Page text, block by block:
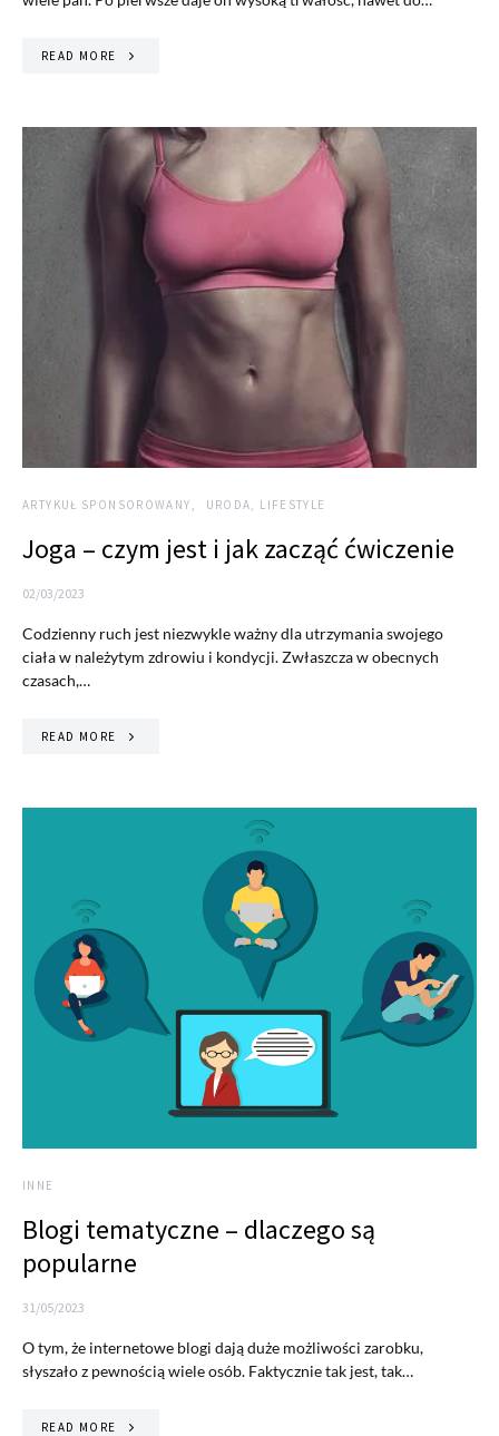
READ MORE
ARTYKUŁ SPONSOROWANY URODA, LIFESTYLE
Joga – czym jest i jak zacząć ćwiczenie
02/03/2023
Codzienny ruch jest niezwykle ważny dla utrzymania swojego
ciała w należytym zdrowiu i kondycji. Zwłaszcza w obecnych
czasach,…
READ MORE
INNE
Blogi tematyczne – dlaczego są
popularne
31/05/2023
O tym, że internetowe blogi dają duże możliwości zarobku,
słyszało z pewnością wiele osób. Faktycznie tak jest, tak…
READ MORE